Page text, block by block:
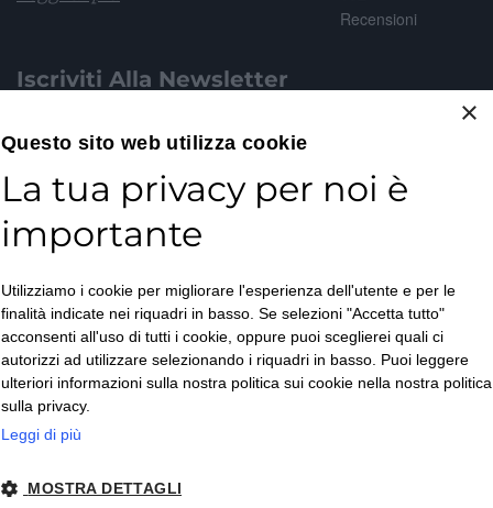
Iscriviti Alla Newsletter
Email*
Privacy Policy*
ISCRIVITI
Recensioni
×
Questo sito web utilizza cookie
La tua privacy per noi è
importante
Utilizziamo i cookie per migliorare l'esperienza dell'utente e per le
finalità indicate nei riquadri in basso. Se selezioni "Accetta tutto"
acconsenti all'uso di tutti i cookie, oppure puoi sceglierei quali ci
autorizzi ad utilizzare selezionando i riquadri in basso. Puoi leggere
ulteriori informazioni sulla nostra politica sui cookie nella nostra politica
sulla privacy.
Leggi di più
MOSTRA DETTAGLI